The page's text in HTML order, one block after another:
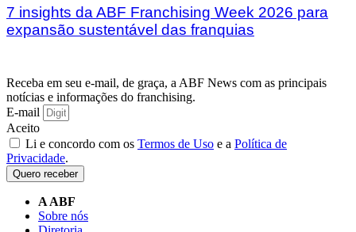
7 insights da ABF Franchising Week 2026 para
expansão sustentável das franquias
Receba em seu e-mail, de graça, a ABF News com as principais
notícias e informações do franchising.
E-mail
Aceito
Li e concordo com os Termos de Uso e a Política de
Privacidade.
Quero receber
A ABF
Sobre nós